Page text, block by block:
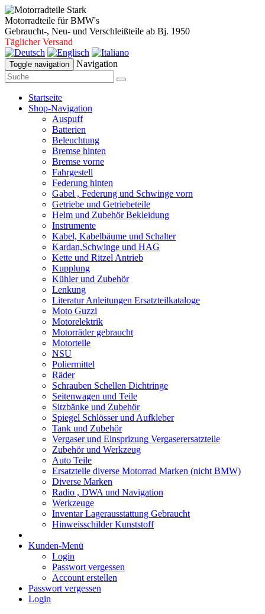
Motorradteile für BMW's
Gebraucht-, Neu- und Verschleißteile ab Bj. 1950
Täglicher Versand
Toggle navigation Navigation
Startseite
Shop-Navigation
Auspuff
Batterien
Beleuchtung
Bremse hinten
Bremse vorne
Fahrgestell
Federung hinten
Gabel , Federung und Schwinge vorn
Getriebe und Getriebeteile
Helm und Zubehör Bekleidung
Instrumente
Kabel, Kabelbäume und Schalter
Kardan,Schwinge und HAG
Kette und Ritzel Antrieb
Kupplung
Kühler und Zubehör
Lenkung
Literatur Anleitungen Ersatzteilkataloge
Moto Guzzi
Motorelektrik
Motorräder gebraucht
Motorteile
NSU
Poliermittel
Räder
Schrauben Schellen Dichtringe
Seitenwagen und Teile
Sitzbänke und Zubehör
Spiegel Schlösser und Aufkleber
Tank und Zubehör
Vergaser und Einsprizung Vergaserersatzteile
Zubehör und Werkzeug
Auto Teile
Ersatzteile diverse Motorrad Marken (nicht BMW)
Diverse Marken
Radio , DWA und Navigation
Werkzeuge
Inventar Lagerausstattung Gebraucht
Hinweisschilder Kunststoff
Kunden-Menü
Login
Passwort vergessen
Account erstellen
Passwort vergessen
Login